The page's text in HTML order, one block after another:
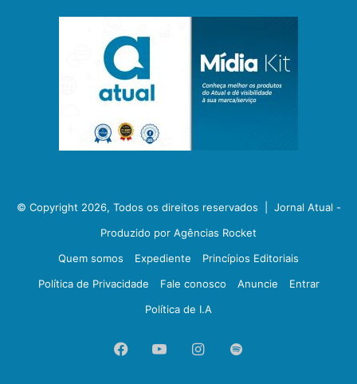
© Copyright 2026, Todos os direitos reservados | Jornal Atual -
Produzido por Agências Rocket
Quem somos
Expediente
Princípios Editoriais
Política de Privacidade
Fale conosco Anuncie
Entrar
Política de I.A
FacebookYouTubeInstagram
Spotify